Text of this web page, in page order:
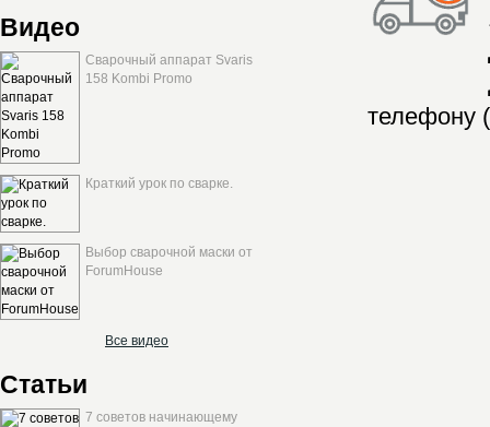
Видео
Сварочный аппарат Svaris
158 Kombi Promo
Краткий урок по сварке.
Выбор сварочной маски от
ForumHouse
Все видео
Статьи
7 советов начинающему
телефону